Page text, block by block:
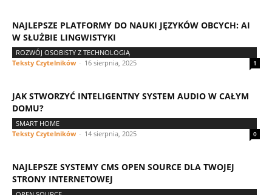
NAJLEPSZE PLATFORMY DO NAUKI JĘZYKÓW OBCYCH: AI
W SŁUŻBIE LINGWISTYKI
ROZWÓJ OSOBISTY Z TECHNOLOGIĄ
Teksty Czytelników - 16 sierpnia, 2025 1
JAK STWORZYĆ INTELIGENTNY SYSTEM AUDIO W CAŁYM
DOMU?
SMART HOME
Teksty Czytelników - 14 sierpnia, 2025 0
NAJLEPSZE SYSTEMY CMS OPEN SOURCE DLA TWOJEJ
STRONY INTERNETOWEJ